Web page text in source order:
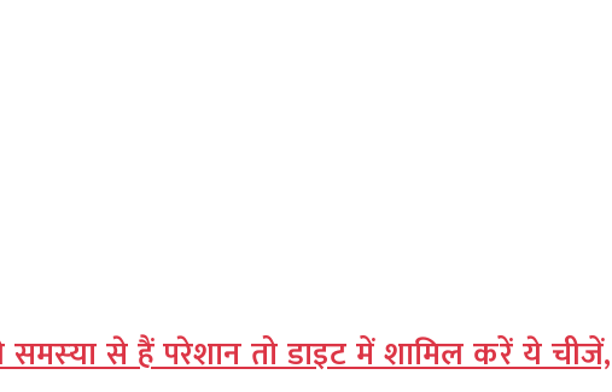
से हैं परेशान तो डाइट में शामिल करें ये चीजें,